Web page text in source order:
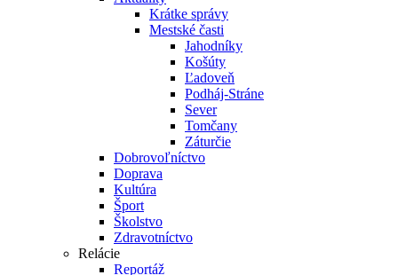
Krátke správy
Mestské časti
Jahodníky
Košúty
Ľadoveň
Podháj-Stráne
Sever
Tomčany
Záturčie
Dobrovoľníctvo
Doprava
Kultúra
Šport
Školstvo
Zdravotníctvo
Relácie
Reportáž